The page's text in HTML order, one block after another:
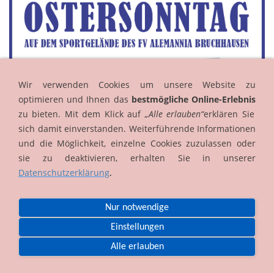
Wir verwenden Cookies um unsere Website zu
optimieren und Ihnen das bestmögliche Online-Erlebnis
zu bieten. Mit dem Klick auf „Alle erlauben“erklären Sie
sich damit einverstanden. Weiterführende Informationen
und die Möglichkeit, einzelne Cookies zuzulassen oder
sie zu deaktivieren, erhalten Sie in unserer
Datenschutzerklärung.
Nur notwendige
Einstellungen
Alle erlauben